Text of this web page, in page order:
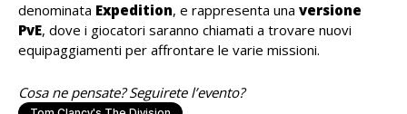
denominata Expedition, e rappresenta una versione
PvE, dove i giocatori saranno chiamati a trovare nuovi
equipaggiamenti per affrontare le varie missioni.
Cosa ne pensate? Seguirete l’evento?